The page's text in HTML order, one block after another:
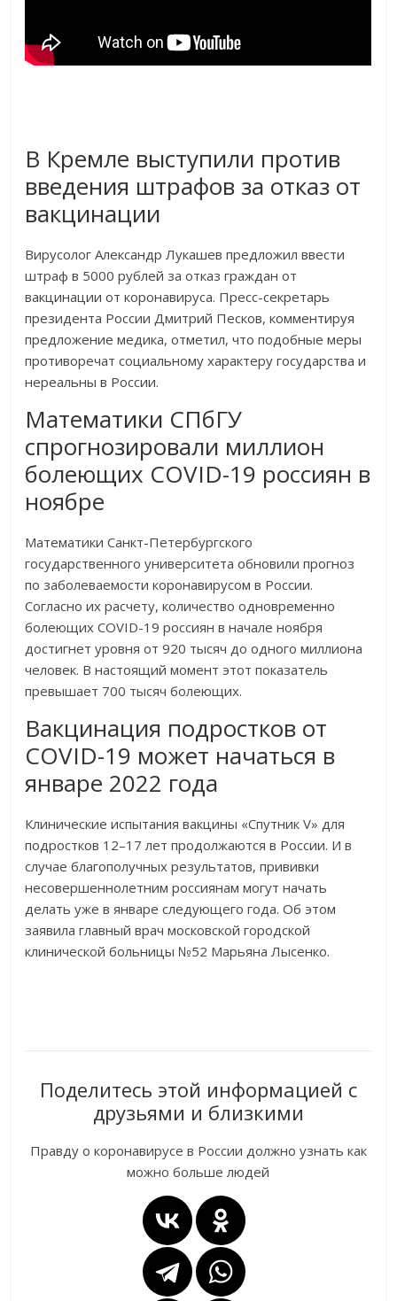
В Кремле выступили против
введения штрафов за отказ от
вакцинации
Вирусолог Александр Лукашев предложил ввести
штраф в 5000 рублей за отказ граждан от
вакцинации от коронавируса. Пресс-секретарь
президента России Дмитрий Песков, комментируя
предложение медика, отметил, что подобные меры
противоречат социальному характеру государства и
нереальны в России.
Математики СПбГУ
спрогнозировали миллион
болеющих COVID-19 россиян в
ноябре
Математики Санкт-Петербургского
государственного университета обновили прогноз
по заболеваемости коронавирусом в России.
Согласно их расчету, количество одновременно
болеющих COVID-19 россиян в начале ноября
достигнет уровня от 920 тысяч до одного миллиона
человек. В настоящий момент этот показатель
превышает 700 тысяч болеющих.
Вакцинация подростков от
COVID-19 может начаться в
январе 2022 года
Клинические испытания вакцины «Спутник V» для
подростков 12–17 лет продолжаются в России. И в
случае благополучных результатов, прививки
несовершеннолетним россиянам могут начать
делать уже в январе следующего года. Об этом
заявила главный врач московской городской
клинической больницы №52 Марьяна Лысенко.
Поделитесь этой информацией с
друзьями и близкими
Правду о коронавирусе в России должно узнать как
можно больше людей